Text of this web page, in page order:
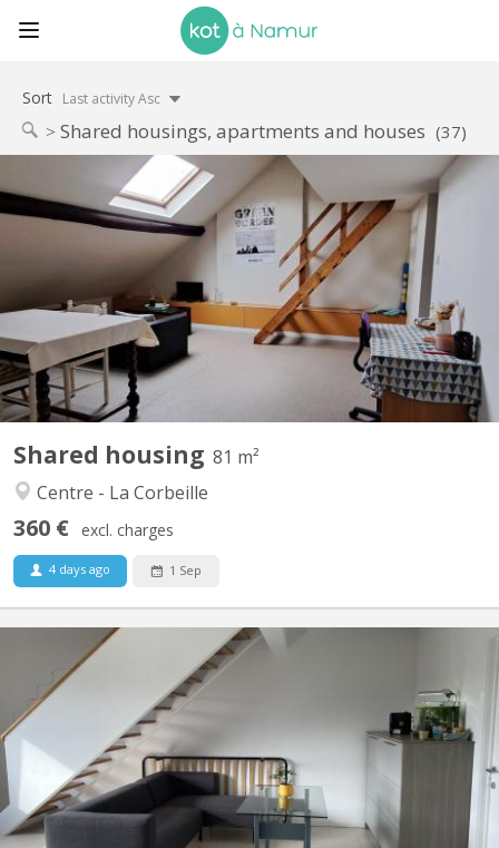
Sort Last activity Asc
Shared housings, apartments and houses (37)
Shared housing 81 m²
Centre - La Corbeille
360 € excl. charges
4 days ago 1 Sep
KN 5551
Chambre pour étudiante , sérieuse et calme, dans un
appartement de deux chambres, en colocation, dans la Corbeille
de Namur. L'appartement dispose d'un séjour commun de 20, 5
m2 , d'un bureau, d'une cuisine commune équipée, d'une salle de
bain commune avec baignoire /douche, d'un hall. Ambiance...
Très grand duplex récent situé Rue juppin 25 à Salzinnes.
Colocation plutôt calme, sérieuse car le duplex se situe dans un
immeuble de standing. Deux chambres de disponibles pour
septembre 2026 dont une grande avec dressing privé. Il y a une
salle-de-douche, une salle-de-bain, deux wc, une...